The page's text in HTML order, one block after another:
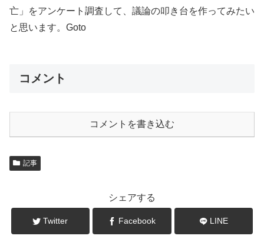
亡」をアンケート調査して、議論の叩き台を作ってみたい
と思います。Goto
コメント
コメントを書き込む
記事
シェアする
Twitter Facebook LINE